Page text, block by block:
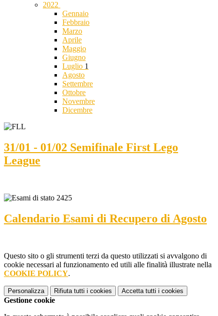
2022
Gennaio
Febbraio
Marzo
Aprile
Maggio
Giugno
Luglio 1
Agosto
Settembre
Ottobre
Novembre
Dicembre
31/01 - 01/02 Semifinale First Lego
League
Calendario Esami di Recupero di Agosto
Questo sito o gli strumenti terzi da questo utilizzati si avvalgono di
cookie necessari al funzionamento ed utili alle finalità illustrate nella
COOKIE POLICY.
Personalizza Rifiuta tutti i cookies Accetta tutti i cookies
Gestione cookie